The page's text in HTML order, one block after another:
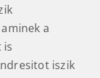
gyártója
ami a városról
jelesül